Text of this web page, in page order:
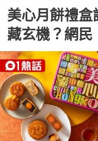
美心月餅禮
藏玄機？網民